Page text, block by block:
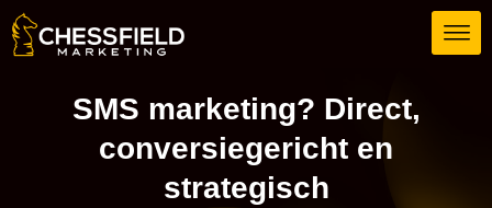
SMS marketing? Direct,
conversiegericht en
strategisch